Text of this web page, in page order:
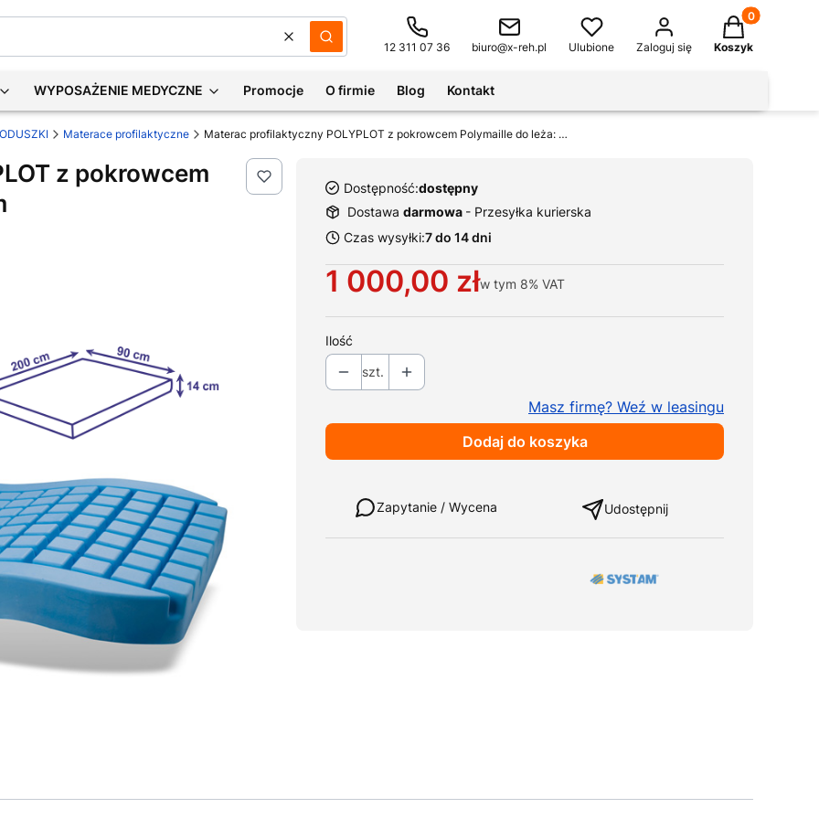
WyczyśćSzukaj 12 311 07 36 biuro@x-reh.pl Ulubione Zaloguj się
Produkty w
Koszyk
WYPOSAŻENIE MEDYCZNE Promocje O firmie Blog Kontakt
Materace profilaktyczne Materac profilaktyczny POLYPLOT z pokrowcem Polymaille do leża: 90x200 cm
z pokrowcem
Dostępność:dostępny
Dostawa darmowa - Przesyłka kurierska
Czas wysyłki:7 do 14 dni
Cena
1 000,00 złw tym 8% VAT
Ilość
szt.
Masz firmę? Weź w leasingu
Dodaj do koszyka
Zapytanie / Wycena Udostępnij